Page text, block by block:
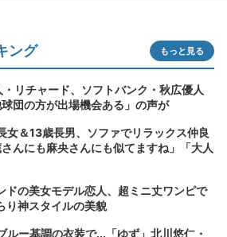
ング もっと見る
リチャード、ソフトバンク・秋広優人
団の方が出場機会ある」の声が
女＆13歳長男、ソファでリラックス仲良
んにも麻央さんにも似てますね」「大人
ドの美女モデル恋人、超ミニ丈ワンピで
神スタイルの美貌
ルー基調の衣装で...「ゆず」北川悠仁・